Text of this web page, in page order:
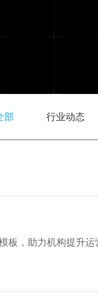
部 行业动态
，助力机构提升运